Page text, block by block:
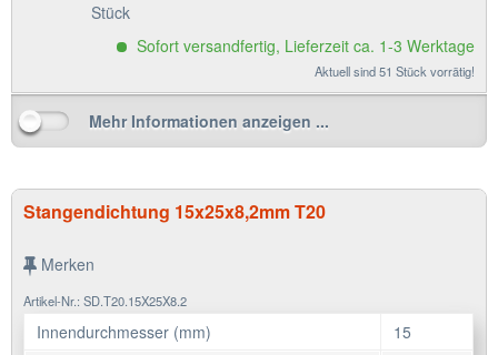
Stück
Sofort versandfertig, Lieferzeit ca. 1-3 Werktage
Aktuell sind 51 Stück vorrätig!
Mehr Informationen anzeigen ...
Stangendichtung 15x25x8,2mm T20
Merken
Artikel-Nr.: SD.T20.15X25X8.2
Innendurchmesser (mm)
15